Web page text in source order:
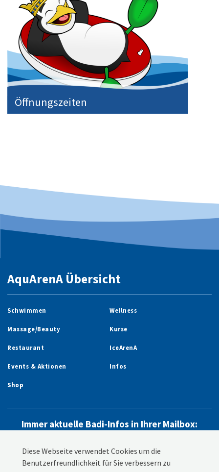
Öffnungszeiten
AquArenA Übersicht
Schwimmen Wellness
Massage/Beauty Kurse
Restaurant IceArenA
Events & Aktionen Infos
Shop
Immer aktuelle Badi-Infos in Ihrer Mailbox:
Diese Webseite verwendet Cookies um die
Benutzerfreundlichkeit für Sie verbessern zu